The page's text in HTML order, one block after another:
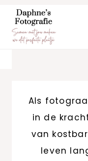
Doorgaan
naar
inhoud
Als
in de
van
leven